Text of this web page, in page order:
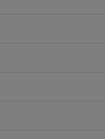
sur unsystème de
une tonalité chaleureuse
qui ont une histoire